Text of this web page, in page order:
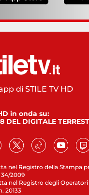
nel Registro della Stampa
34/2009
nel Registro degli
20133
di STILE TV HD
in onda su:
DEL DIGITALE